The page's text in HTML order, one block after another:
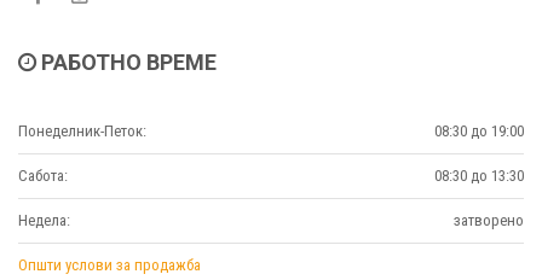
РАБОТНО ВРЕМЕ
Понеделник-Петок: 08:30 до 19:00
Сабота: 08:30 до 13:30
Недела: затворено
Општи услови за продажба